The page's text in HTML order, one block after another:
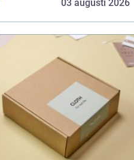
03 augusti 2026